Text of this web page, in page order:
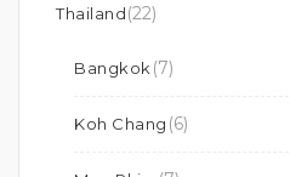
Thailand(22)
Bangkok (7)
Koh Chang (6)